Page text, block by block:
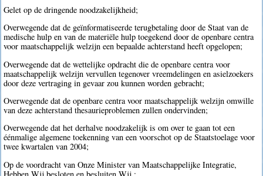
Gelet op de dringende noodzakelijkheid;
Overwegende dat de geïnformatiseerde terugbetaling door de Staat van de
medische hulp en van de materiële hulp toegekend door de openbare centra
voor maatschappelijk welzijn een bepaalde achterstand heeft opgelopen;
Overwegende dat de wettelijke opdracht die de openbare centra voor
maatschappelijk welzijn vervullen tegenover vreemdelingen en asielzoekers
door deze vertraging in gevaar zou kunnen worden gebracht;
Overwegende dat de openbare centra voor maatschappelijk welzijn omwille
van deze achterstand thesaurieproblemen zullen ondervinden;
Overwegende dat het derhalve noodzakelijk is om over te gaan tot een
éénmalige algemene toekenning van een voorschot op de Staatstoelage voor
twee kwartalen van 2004;
Op de voordracht van Onze Minister van Maatschappelijke Integratie,